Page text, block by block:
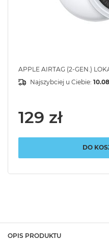
APPLE AIRTAG (2-GEN.)
Najszybciej u Ciebie: 10.08
129 zł
DO
OPIS PRODUKTU